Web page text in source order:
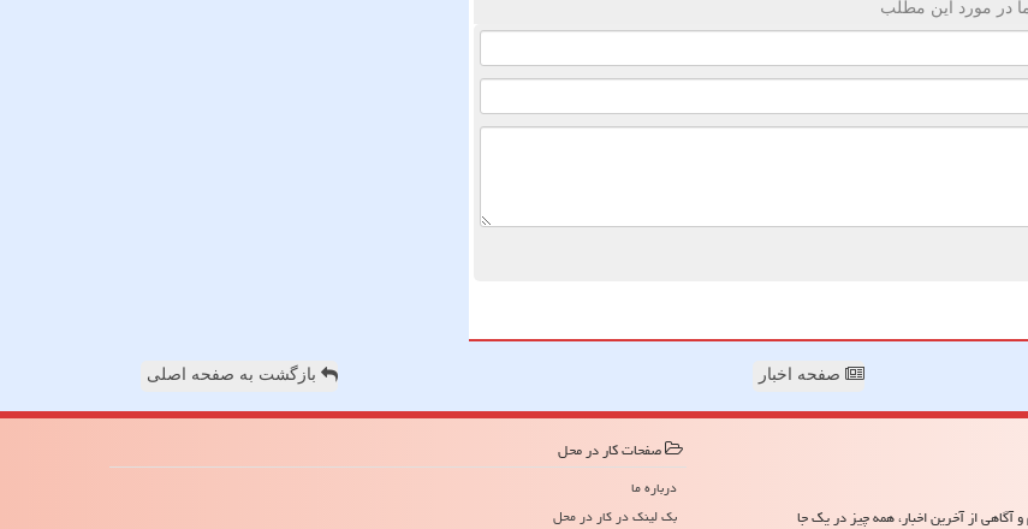
در مورد این مطلب
صفحه اخبار بازگشت به صفحه اصلی
از آخرین اخبار، همه چیز در یک جا
صفحات كار در محل
درباره ما
بک لینک در كار در محل